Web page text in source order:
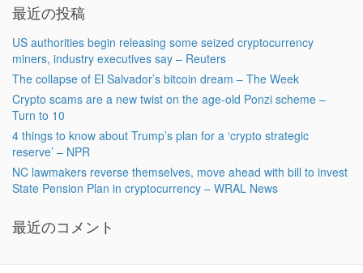
最近の投稿
US authorities begin releasing some seized cryptocurrency
miners, industry executives say – Reuters
The collapse of El Salvador’s bitcoin dream – The Week
Crypto scams are a new twist on the age-old Ponzi scheme –
Turn to 10
4 things to know about Trump’s plan for a ‘crypto strategic
reserve’ – NPR
NC lawmakers reverse themselves, move ahead with bill to invest
State Pension Plan in cryptocurrency – WRAL News
最近のコメント